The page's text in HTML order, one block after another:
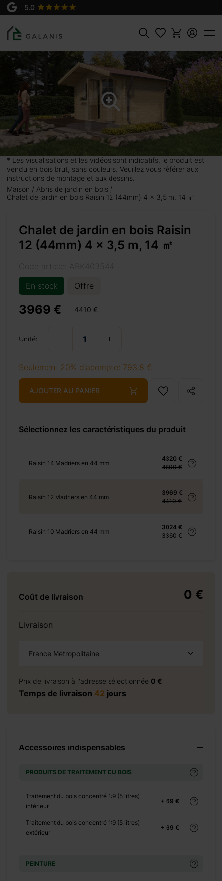
Rechercher
* Les visualisations et les vidéos sont indicatifs, le produit est
vendu en bois brut, sans couleurs. Veuillez vous référer aux
instructions de montage et aux dessins.
Maison
Abris de jardin en bois
Chalet de jardin en bois Raisin 12 (44mm) 4 x 3,5 m, 14 ㎡
Chalet de jardin en bois Raisin
12 (44mm) 4 x 3,5 m, 14 ㎡
En stock
Offre
3969 € 4410 €
Unité:
Seulement 20% d'acompte: 793.8 €
AJOUTER AU PANIER
Sélectionnez les caractéristiques du produit
Raisin 14 Madriers en 44 mm
4320 €
4800 €
Raisin 12 Madriers en 44 mm
3969 €
4410 €
Raisin 10 Madriers en 44 mm
3024 €
3360 €
Coût de livraison 0 €
Livraison
France Métropolitaine
Prix de livraison à l'adresse sélectionnée 0 €
Temps de livraison 42 jours
Accessoires indispensables
PRODUITS DE TRAITEMENT DU BOIS
+ 69 €
Traitement du bois concentré 1:9 (5 litres)
intérieur
+ 69 €
Traitement du bois concentré 1:9 (5 litres)
extérieur
PEINTURE
Produit:
Raisin 12 Madriers en 44 mm
3969 €
m,
idéal
l’abri
+ 280 €
+ 1100 €
+ 552 €
+ 0 €